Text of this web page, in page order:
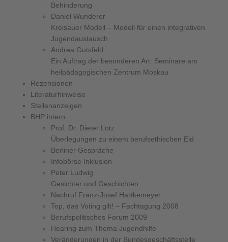
Behinderung
Daniel Wunderer
Kreisauer Modell – Modell für einen integrativen
Jugendaustausch
Andrea Gutsfeld
Ein Auftrag der besonderen Art: Seminare am
heilpädagogischen Zentrum Moskau
Rezensionen
Literaturhinweise
Stellenanzeigen
BHP intern
Prof. Dr. Dieter Lotz
Überlegungen zu einem berufsethischen Eid
Berliner Gespräche
Infobörse Inklusion
Peter Ludwig
Gesichter und Geschichten
Nachruf Franz-Josef Hartkemeyer
Top, das Voting gilt! – Fachtagung 2008
Berufspolitisches Forum 2009
Hearing zum Thema Jugendhilfe
Veränderungen in der Bundesgeschäftsstelle